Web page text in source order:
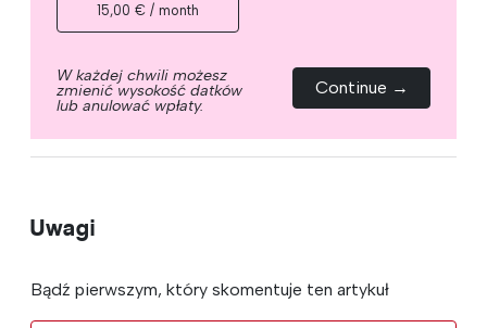
15,00 € / month
W każdej chwili możesz
zmienić wysokość datków
lub anulować wpłaty.
Continue →
Uwagi
Bądź pierwszym, który skomentuje ten artykuł